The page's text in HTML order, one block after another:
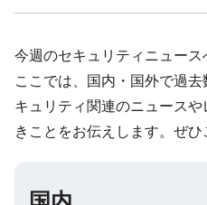
今週のセキュリティニュース
ここでは、国内・国外で過
キュリティ関連のニュース
きことをお伝えします。ぜひ